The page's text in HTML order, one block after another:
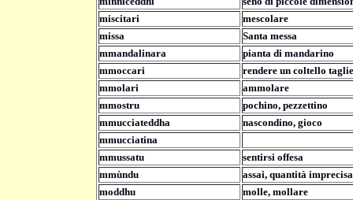
miscitari
mescolare
missa
Santa messa
mmandalinara
pianta di mandarino
mmoccari
rendere un coltello
mmolari
ammolare
mmostru
pochino, pezzettino
mmucciateddha
nascondino, gioco
mmucciatina
mmussatu
sentirsi offesa
mmùndu
assai, quantità
moddhu
molle, mollare